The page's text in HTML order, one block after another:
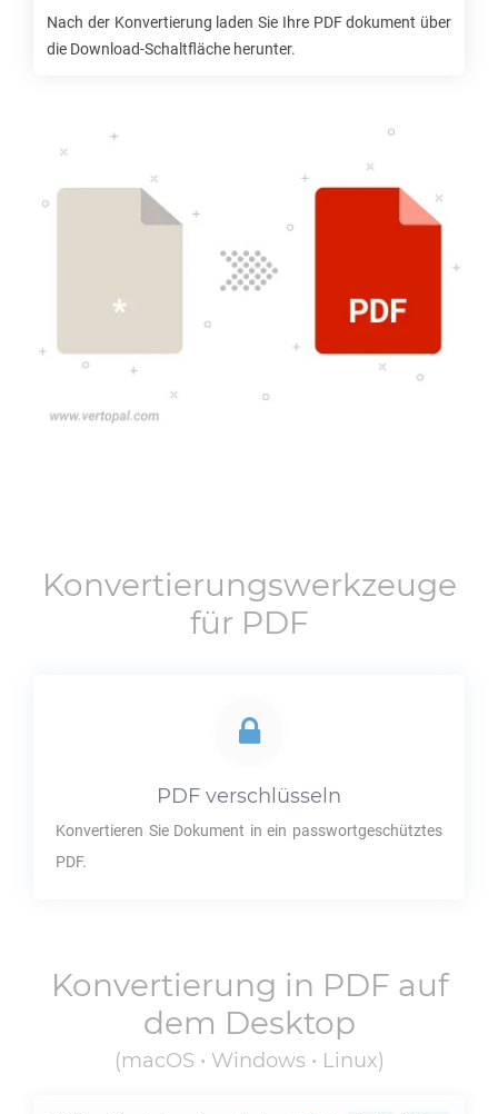
Nach der Konvertierung laden Sie Ihre PDFdokument über
die Download-Schaltfläche herunter.
Konvertierungswerkzeuge
für PDF
PDF verschlüsseln
Konvertieren Sie Dokument in ein passwortgeschütztes
PDF.
Konvertierung in PDF auf
dem Desktop
(macOS • Windows • Linux)